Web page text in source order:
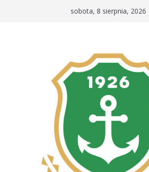
sobota, 8 sierpnia, 2026